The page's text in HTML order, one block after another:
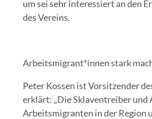
um sei sehr inter­es­siert an den
des Vereins.
Arbeitsmigrant*innen stark
Peter Kos­sen ist Vor­sit­zen­der
erklärt: „Die Skla­ven­trei­ber und
Arbeits­mi­gran­ten in der Regi­on